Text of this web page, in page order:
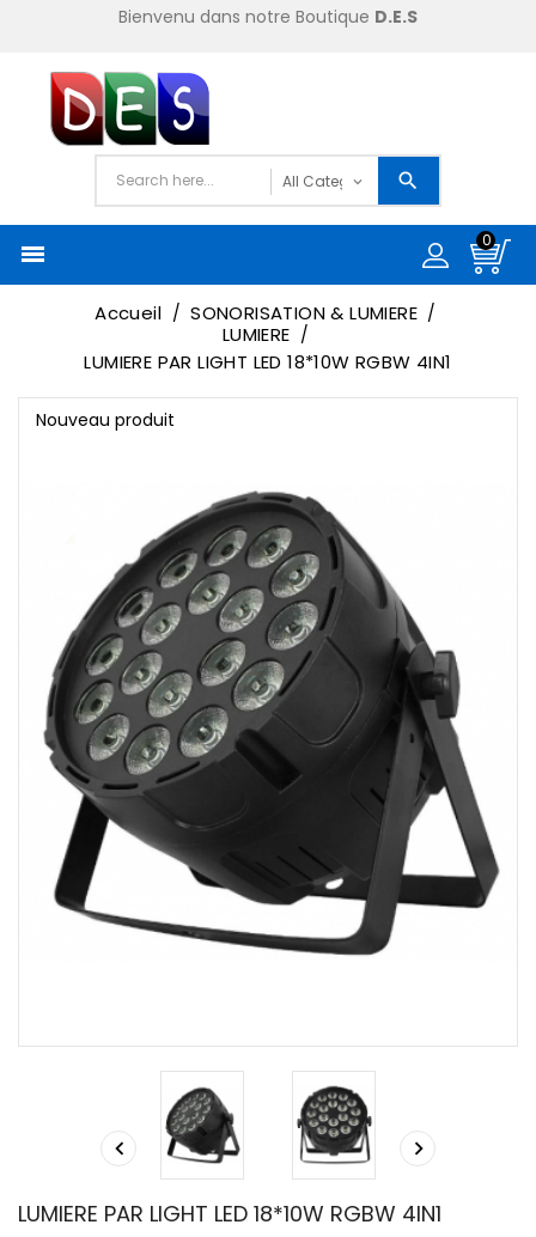
Bienvenu dans notre Boutique D.E.S

0
Accueil
SONORISATION & LUMIERE
LUMIERE
LUMIERE PAR LIGHT LED 18*10W RGBW 4IN1
Nouveau produit
 
LUMIERE PAR LIGHT LED 18*10W RGBW 4IN1